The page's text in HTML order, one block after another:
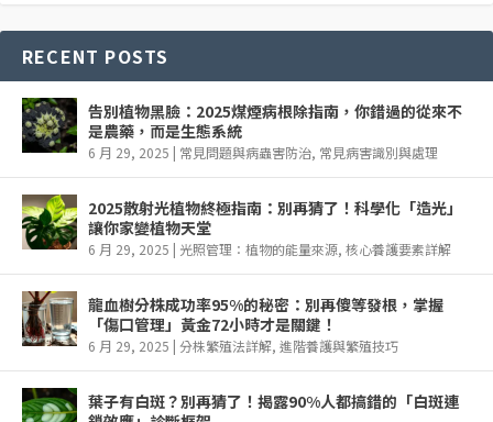
RECENT POSTS
告別植物黑臉：2025煤煙病根除指南，你錯過的從來不
是農藥，而是生態系統
6 月 29, 2025 | 常見問題與病蟲害防治, 常見病害識別與處理
2025散射光植物終極指南：別再猜了！科學化「造光」
讓你家變植物天堂
6 月 29, 2025 | 光照管理：植物的能量來源, 核心養護要素詳解
龍血樹分株成功率95%的秘密：別再傻等發根，掌握
「傷口管理」黃金72小時才是關鍵！
6 月 29, 2025 | 分株繁殖法詳解, 進階養護與繁殖技巧
葉子有白斑？別再猜了！揭露90%人都搞錯的「白斑連